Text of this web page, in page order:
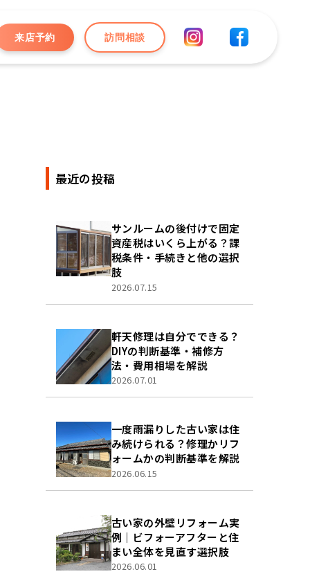
来店予約 訪問相談
最近の投稿
サンルームの後付けで固定
資産税はいくら上がる？課
税条件・手続きと他の選択
肢
2026.07.15
軒天修理は自分でできる？
DIYの判断基準・補修方
法・費用相場を解説
2026.07.01
一度雨漏りした古い家は住
み続けられる？修理かリフ
ォームかの判断基準を解説
2026.06.15
古い家の外壁リフォーム実
例｜ビフォーアフターと住
まい全体を見直す選択肢
2026.06.01